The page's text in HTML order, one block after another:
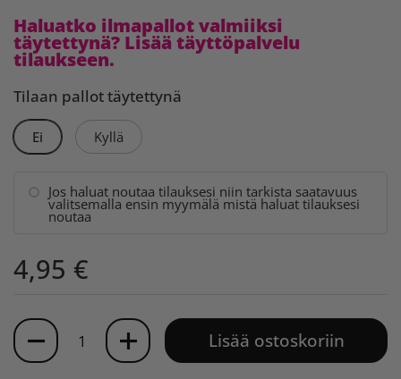
Haluatko ilmapallot valmiiksi
täytettynä? Lisää täyttöpalvelu
tilaukseen.
Tilaan pallot täytettynä
Ei Kyllä
Jos haluat noutaa tilauksesi niin tarkista saatavuus
valitsemalla ensin myymälä mistä haluat tilauksesi
noutaa
4,95 €
Määrä
Lisää ostoskoriin